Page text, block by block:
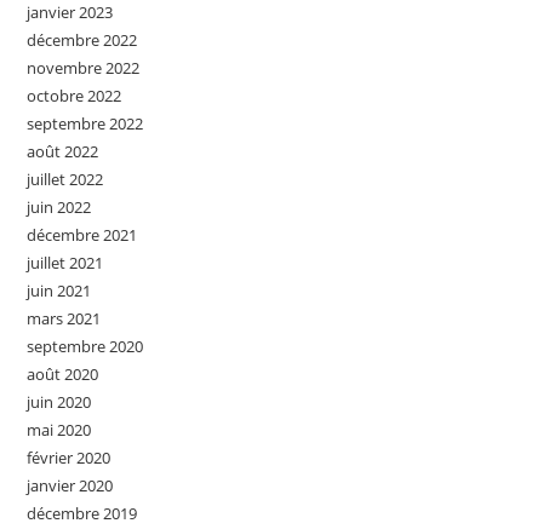
janvier 2023
décembre 2022
novembre 2022
octobre 2022
septembre 2022
août 2022
juillet 2022
juin 2022
décembre 2021
juillet 2021
juin 2021
mars 2021
septembre 2020
août 2020
juin 2020
mai 2020
février 2020
janvier 2020
décembre 2019